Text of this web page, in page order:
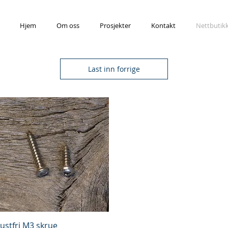
Hjem Om oss Prosjekter Kontakt
Last inn forrige
Hurtigvisning
M3 skrue